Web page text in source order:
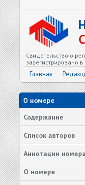
Свидетельство о
зарегистрировано
Главная
О номере
Содержание
Список авторов
Аннотации номера
О номере